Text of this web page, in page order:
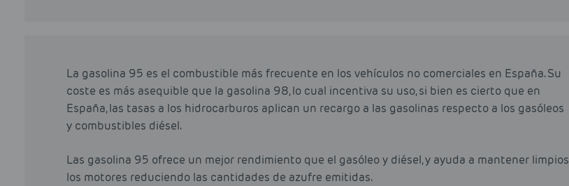
La gasolina 95 es el combustible más frecuente en los vehículos no comerciales en España. Su
coste es más asequible que la gasolina 98, lo cual incentiva su uso, si bien es cierto que en
España, las tasas a los hidrocarburos aplican un recargo a las gasolinas respecto a los gasóleos
y combustibles diésel.
Las gasolina 95 ofrece un mejor rendimiento que el gasóleo y diésel, y ayuda a mantener limpios
los motores reduciendo las cantidades de azufre emitidas.